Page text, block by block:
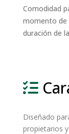
Comodidad
momento de
duración de
Diseñado
propietarios